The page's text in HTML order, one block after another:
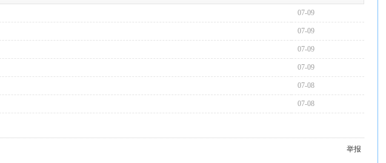
07-09
07-09
07-09
07-09
07-08
07-08
举报